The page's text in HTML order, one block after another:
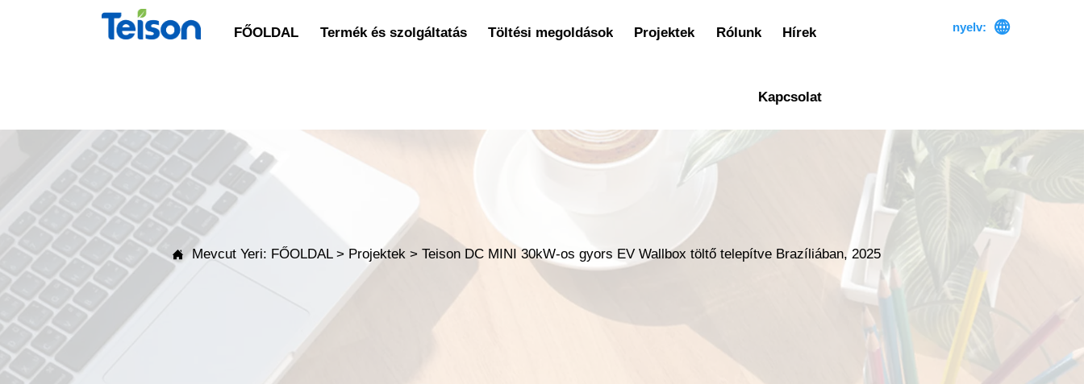
FŐOLDAL Termék és szolgáltatás Töltési megoldások Projektek Rólunk Hírek
Kapcsolat
nyelv: 
 Mevcut Yeri: FŐOLDAL> Projektek >Teison DC MINI 30kW-os gyors EV Wallbox töltő telepítve Brazíliában, 2025